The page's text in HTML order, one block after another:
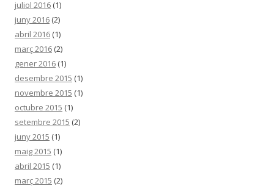
juliol 2016 (1)
juny 2016 (2)
abril 2016 (1)
març 2016 (2)
gener 2016 (1)
desembre 2015 (1)
novembre 2015 (1)
octubre 2015 (1)
setembre 2015 (2)
juny 2015 (1)
maig 2015 (1)
abril 2015 (1)
març 2015 (2)